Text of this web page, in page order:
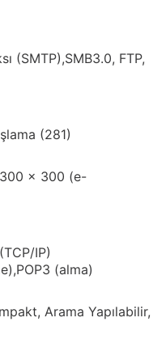
(SMTP),SMB3.0, FTP,
(281)
x 300 (e-
IP)
(alma)
Arama Yapılabilir,